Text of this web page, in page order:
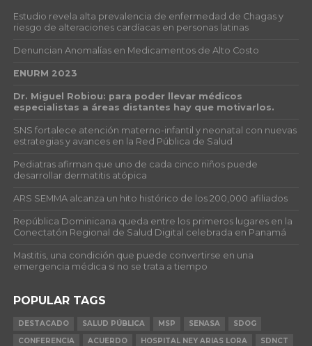
Estudio revela alta prevalencia de enfermedad de Chagas y
riesgo de alteraciones cardíacas en personas latinas
Denuncian Anomalías en Medicamentos de Alto Costo
ENURM 2023
Dr. Miguel Robiou: para poder llevar médicos
especialistas a áreas distantes hay que motivarlos.
SNS fortalece atención materno-infantil y neonatal con nuevas
estrategias y avances en la Red Pública de Salud
Pediatras afirman que uno de cada cinco niños puede
desarrollar dermatitis atópica
ARS SEMMA alcanza un hito histórico de los 200,000 afiliados
República Dominicana queda entre los primeros lugares en la
Conectatón Regional de Salud Digital celebrada en Panamá
Mastitis, una condición que puede convertirse en una
emergencia médica si no se trata a tiempo
POPULAR TAGS
DESTACADO SALUD PÚBLICA MSP SENASA
SDOG
CONFERENCIA
ACUERDO HOSPITAL NEY ARIAS LORA
SDNCT